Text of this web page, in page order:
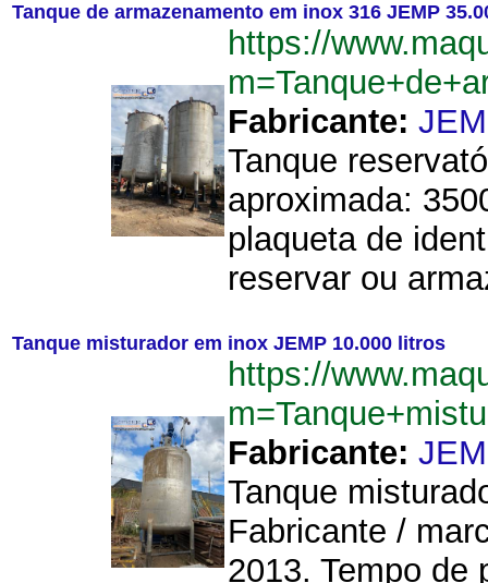
Tanque de armazenamento em inox 316 JEMP
https://
Fabricante:
Tanque
aproximada:
plaqueta de
reservar ou
Tanque misturador em inox JEMP 10.000 litros
https://
Fabricante:
Tanque
Fabricante /
2013. Tempo de